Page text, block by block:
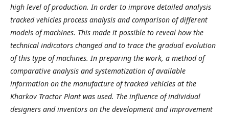
high level of production. In order to improve detailed analysis
tracked vehicles process analysis and comparison of different
models of machines. This made it possible to reveal how the
technical indicators changed and to trace the gradual evolution
of this type of machines. In preparing the work, a method of
comparative analysis and systematization of available
information on the manufacture of tracked vehicles at the
Kharkov Tractor Plant was used. The influence of individual
designers and inventors on the development and improvement